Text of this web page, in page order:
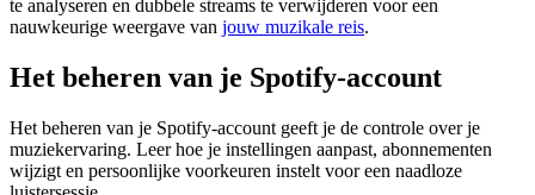
te analyseren en dubbele streams te verwijderen voor een
nauwkeurige weergave van jouw muzikale reis.
Het beheren van je Spotify-account
Het beheren van je Spotify-account geeft je de controle over je
muziekervaring. Leer hoe je instellingen aanpast, abonnementen
wijzigt en persoonlijke voorkeuren instelt voor een naadloze